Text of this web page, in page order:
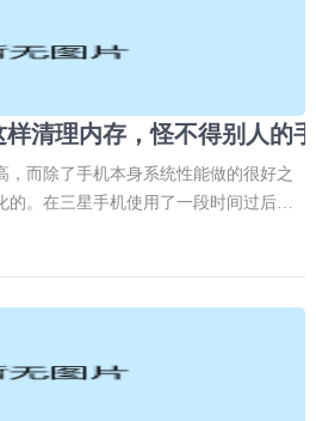
，而除了手机本身系统性能做的很好之
的。在三星手机使用了一段时间过后，
里的垃圾也会越存越多，那么我们应